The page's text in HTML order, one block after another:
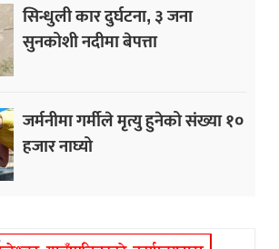
सिन्धुली कार दुर्घटना, ३ जना
सुनकोशी नदीमा बेपत्ता
जर्मनीमा गर्मीले मृत्यु हुनेको संख्या १०
हजार नाघ्यो